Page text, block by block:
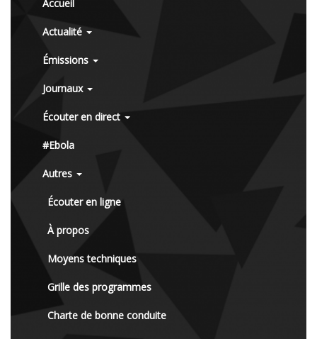
Accueil
Actualité
Émissions
Journaux
Écouter en direct
#Ebola
Autres
Écouter en ligne
À propos
Moyens techniques
Grille des programmes
Charte de bonne conduite